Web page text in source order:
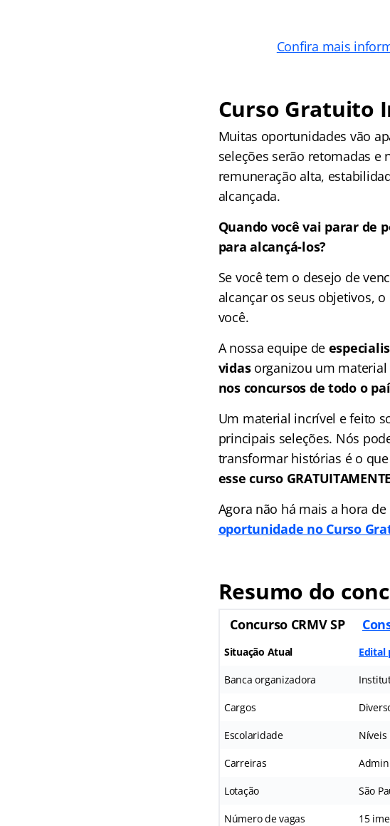
Confira mais
Curso Gratuito
Muitas oportunidades vão
seleções serão retomadas e
remuneração alta,
alcançada.
Quando você vai parar de
para alcançá-los?
Se você tem o desejo de
alcançar os seus objetivos, o
você.
A nossa equipe de
vidasorganizou um material
nos concursos de todo o
Um material incrível e feito
principais seleções. Nós
transformar histórias é o
esse curso GRATUITAMENTE
Agora não há mais a hora
oportunidade no Curso
Resumo do
Concurso CRMV SP
Situação Atual Edital
Banca organizadora
Cargos
Escolaridade
Carreiras
Lotação São
Número de vagas 15